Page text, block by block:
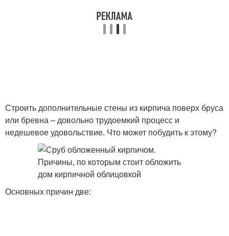
Строить дополнительные стены из кирпича поверх бруса
или бревна – довольно трудоемкий процесс и
недешевое удовольствие. Что может побудить к этому?
Основных причин две: